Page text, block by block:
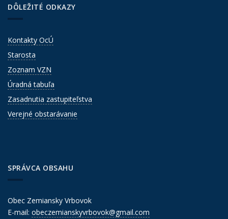
DÔLEŽITÉ ODKAZY
Kontakty OcÚ
Starosta
Zoznam VZN
Úradná tabuľa
Zasadnutia zastupiteľstva
Verejné obstarávanie
SPRÁVCA OBSAHU
Obec Zemiansky Vrbovok
E-mail: obeczemianskyvrbovok@gmail.com